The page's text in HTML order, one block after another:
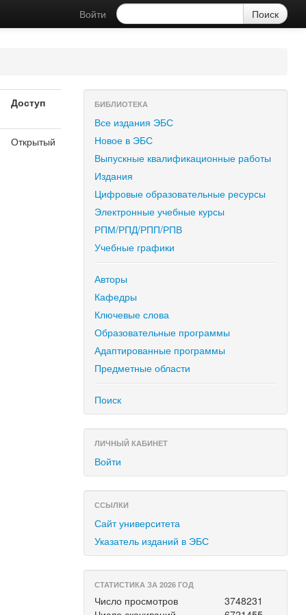
Войти
Доступ
Открытый
БИБЛИОТЕКА
Все издания ЭБС
Новое в ЭБС
Выпускные квалификационные работы
Издания
Цифровые образовательные ресурсы
Электронные учебные курсы
РПМ/РПД/РПП/РПВ
Учебные графики
Авторы
Кафедры
Ключевые слова
Образовательные программы
Адаптированные программы
Предметные области
Поиск
ЛИЧНЫЙ КАБИНЕТ
Войти
ССЫЛКИ
Сайт университета
Указатель изданий в ЭБС
СТАТИСТИКА ЗА 2026 ГОД
Число просмотров
3748231